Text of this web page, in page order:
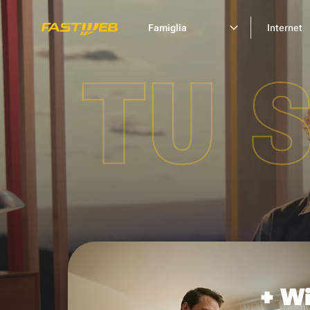
Famiglia Internet
TU
+